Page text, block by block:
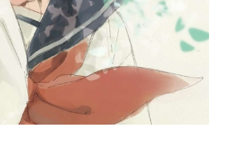
フ原作：toufu（芳文社・COMICFUZ
連載）監督：井上圭介シリーズ構
成：大野敏哉キャラクターデザイ
ン：渡辺義弘美術監督：菊地明子色
彩設計：長谷川美穂撮影監督：衛藤
英毅編集：近藤勇二音楽：R・O・N
音響監督：亀山俊樹音楽制作：日本